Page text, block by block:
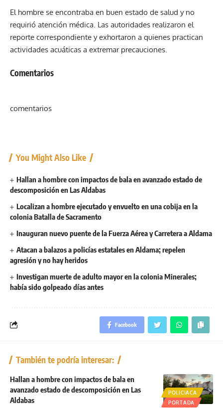
El hombre se encontraba en buen estado de salud y no
requirió atención médica. Las autoridades realizaron el
reporte correspondiente y exhortaron a quienes practican
actividades acuáticas a extremar precauciones.
Comentarios
comentarios
You Might Also Like
Hallan a hombre con impactos de bala en avanzado estado de
descomposición en Las Aldabas
Localizan a hombre ejecutado y envuelto en una cobija en la
colonia Batalla de Sacramento
Inauguran nuevo puente de la Fuerza Aérea y Carretera a Aldama
Atacan a balazos a policías estatales en Aldama; repelen
agresión y no hay heridos
Investigan muerte de adulto mayor en la colonia Minerales;
había sido golpeado días antes
Facebook
También te podría interesar:
POLICIACA
PORTADA
Hallan a hombre con impactos de bala en
avanzado estado de descomposición en Las
Aldabas